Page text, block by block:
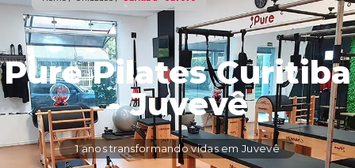
Pure Pilates Curitiba
- Juvevê
1 anos transformando vidas em Juvevê